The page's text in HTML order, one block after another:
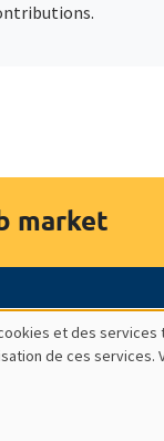
market
Nos
et des
de ces